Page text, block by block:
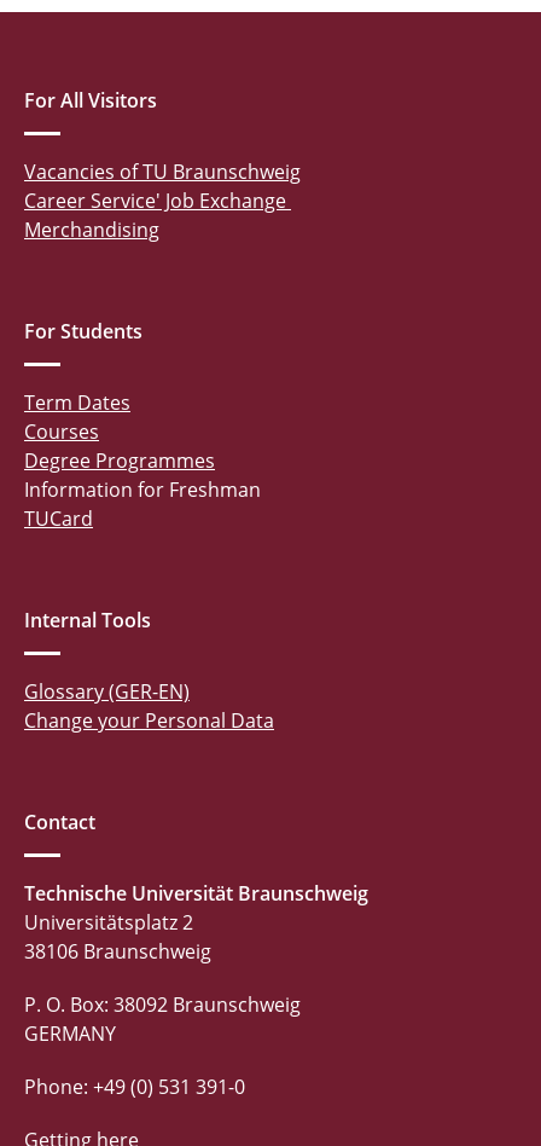
For All Visitors
Vacancies of TU Braunschweig
Career Service' Job Exchange
Merchandising
For Students
Term Dates
Courses
Degree Programmes
Information for Freshman
TUCard
Internal Tools
Glossary (GER-EN)
Change your Personal Data
Contact
Technische Universität Braunschweig
Universitätsplatz 2
38106 Braunschweig
P. O. Box: 38092 Braunschweig
GERMANY
Phone: +49 (0) 531 391-0
Getting here